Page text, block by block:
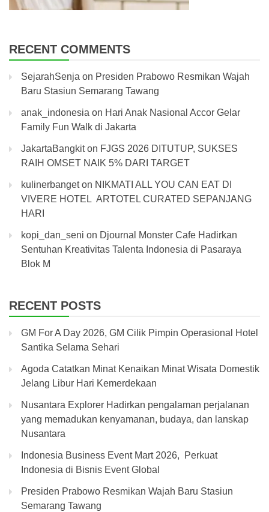
RECENT COMMENTS
SejarahSenja on Presiden Prabowo Resmikan Wajah
Baru Stasiun Semarang Tawang
anak_indonesia on Hari Anak Nasional Accor Gelar
Family Fun Walk di Jakarta
JakartaBangkiton FJGS 2026 DITUTUP, SUKSES
RAIH OMSET NAIK 5% DARI TARGET
kulinerbangeton NIKMATI ALL YOU CAN EAT DI
VIVERE HOTEL ARTOTEL CURATED SEPANJANG
HARI
kopi_dan_seni on Djournal Monster Cafe Hadirkan
Sentuhan Kreativitas Talenta Indonesia di Pasaraya
Blok M
RECENT POSTS
GM For A Day 2026, GM Cilik Pimpin Operasional Hotel
Santika Selama Sehari
Agoda Catatkan Minat Kenaikan Minat Wisata Domestik
Jelang Libur Hari Kemerdekaan
Nusantara Explorer Hadirkan pengalaman perjalanan
yang memadukan kenyamanan, budaya, dan lanskap
Nusantara
Indonesia Business Event Mart 2026, Perkuat
Indonesia di Bisnis Event Global
Presiden Prabowo Resmikan Wajah Baru Stasiun
Semarang Tawang